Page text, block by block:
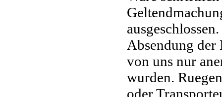
Absendung der
von uns nur
wurden.
oder